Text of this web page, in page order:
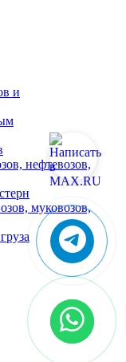
и
нефтевозов,
муковозов,